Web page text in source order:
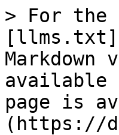
> For the
available
page is
(https://